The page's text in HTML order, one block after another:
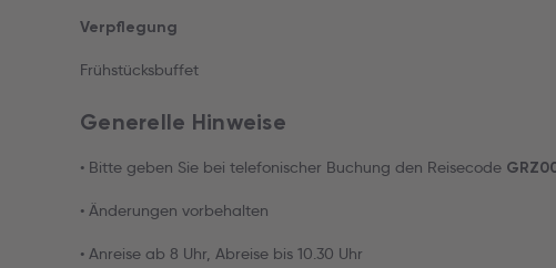
Verpflegung
Frühstücksbuffet
Generelle Hinweise
• Bitte geben Sie bei telefonischer Buchung den Reisecode
• Änderungen vorbehalten
• Anreise ab 8 Uhr, Abreise bis 10.30 Uhr